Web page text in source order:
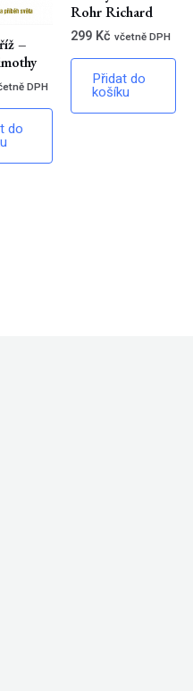
–
DPH
do
Rohr Richard
299 Kč včetně DPH
Přidat do
košíku